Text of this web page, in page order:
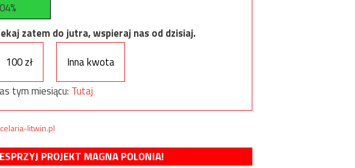
zatem do jutra, wspieraj nas od dzisiaj.
100 zł
Inna kwota
tym miesiącu: Tutaj
litwin.pl
PROJEKT MAGNA POLONIA!